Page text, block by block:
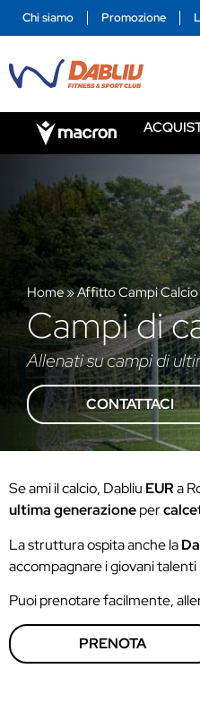
Chi siamo Promozione
Home»Affitto Campi Calcio
Campi di
Allenati su campi di
CONTATTACI
Se ami il calcio, Dabliu EURa
ultima generazioneper
La struttura ospita anche la
accompagnare i giovani
Puoi prenotare facilmente,
PRENOTA